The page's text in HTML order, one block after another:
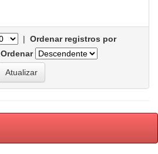
| Ordenar registros por
Ordenar